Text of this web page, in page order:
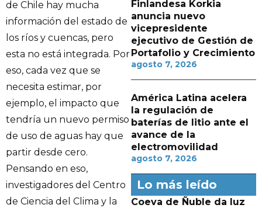
de Chile hay mucha
información del estado de
los ríos y cuencas, pero
esta no está integrada. Por
eso, cada vez que se
necesita estimar, por
ejemplo, el impacto que
tendría un nuevo permiso
de uso de aguas hay que
partir desde cero.
Pensando en eso,
investigadores del Centro
de Ciencia del Clima y la
Finlandesa Korkia
anuncia nuevo
vicepresidente
ejecutivo de Gestión de
Portafolio y Crecimiento
agosto 7, 2026
América Latina acelera
la regulación de
baterías de litio ante el
avance de la
electromovilidad
agosto 7, 2026
Lo más leído
Coeva de Ñuble da luz